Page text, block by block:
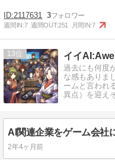
2117631 3
週間IN:7 週間OUT:251 月間IN:7
13 イイ
過去にも何度
な感もありま
ームと言われ
異点）を迎え
2年4ヶ月前